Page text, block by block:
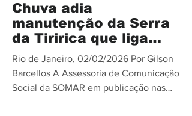
Chuva adia
manutenção da Serra
da Tiririca que liga
Itaipuaçu a Itaipu
Rio de Janeiro, 02/02/2026 Por Gilson
Barcellos A Assessoria de Comunicação
Social da SOMAR em publicação nas